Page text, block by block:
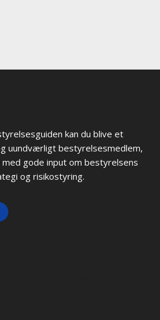
kan du blive et
uundværligt bestyrelsesmedlem,
med gode input om bestyrelsens
og risikostyring.